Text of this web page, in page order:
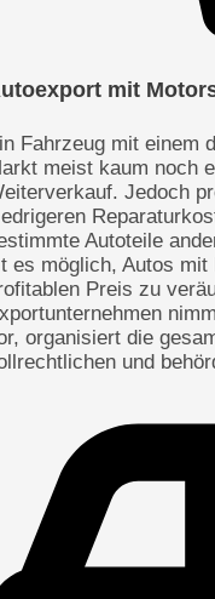
mit
Fahrzeug mit einem
meist kaum noch
Jedoch
Autoteile
es möglich, Autos mit
Preis zu
organisiert die
und